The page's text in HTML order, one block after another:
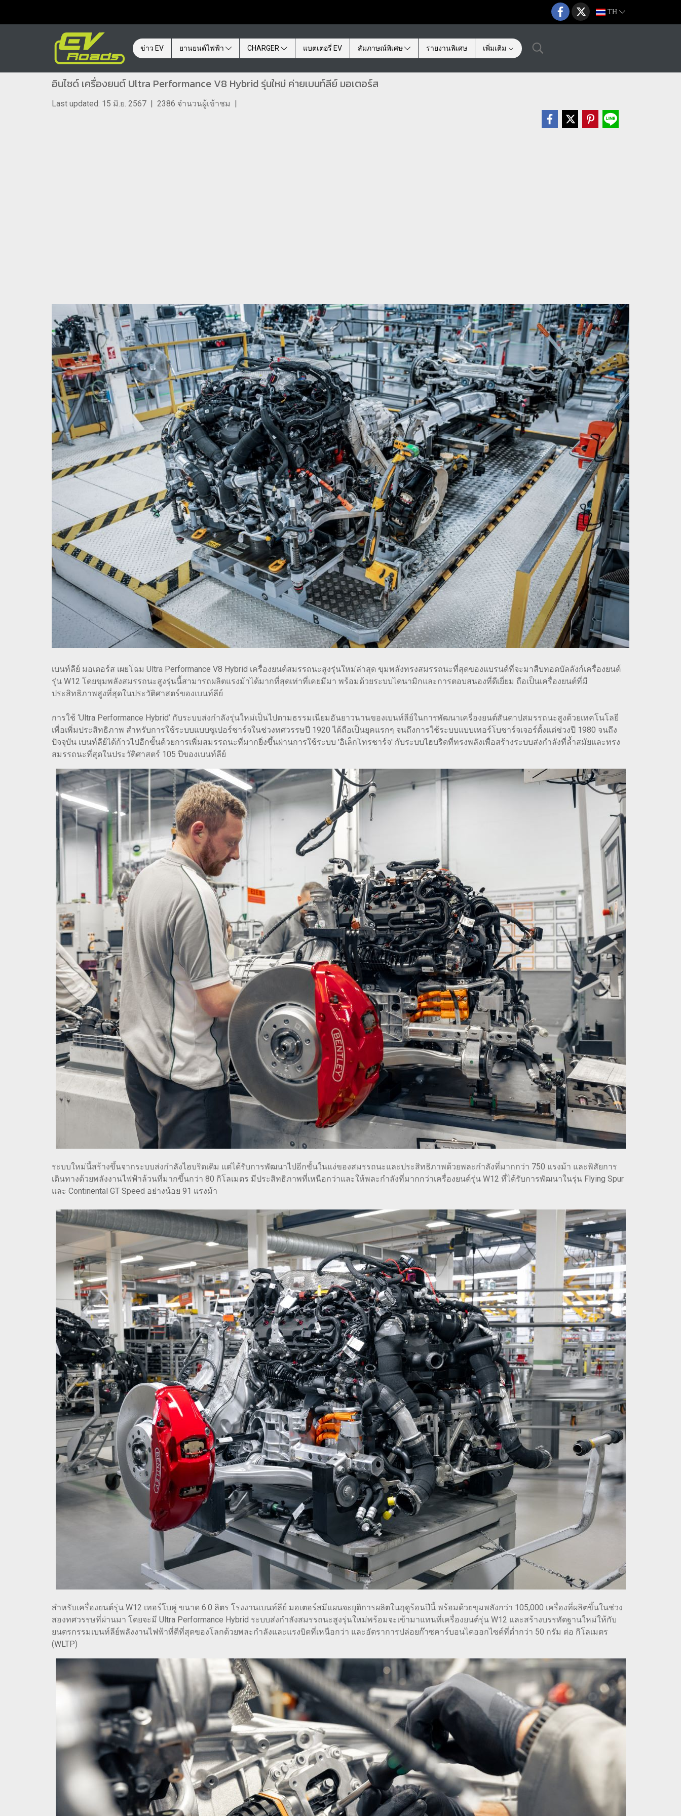
TH
ข่าว EV ยานยนต์ไฟฟ้า CHARGER แบตเตอรี่ EV สัมภาษณ์พิเศษ รายงานพิเศษ เพิ่มเติม
อินไซด์ เครื่องยนต์ Ultra Performance V8 Hybrid รุ่นใหม่ ค่ายเบนท์ลีย์ มอเตอร์ส
Last updated: 15 มิ.ย. 2567 | 2386 จำนวนผู้เข้าชม |
เบนท์ลีย์ มอเตอร์ส เผยโฉม Ultra Performance V8 Hybrid เครื่องยนต์สมรรถนะสูงรุ่นใหม่ล่าสุด ขุมพลังทรงสมรรถนะที่สุดของแบรนด์ที่จะมาสืบทอดบัลลังก์เครื่องยนต์
รุ่น W12 โดยขุมพลังสมรรถนะสูงรุ่นนี้สามารถผลิตแรงม้าได้มากที่สุดเท่าที่เคยมีมา พร้อมด้วยระบบไดนามิกและการตอบสนองที่ดีเยี่ยม ถือเป็นเครื่องยนต์ที่มี
ประสิทธิภาพสูงที่สุดในประวัติศาสตร์ของเบนท์ลีย์
การใช้ ‘Ultra Performance Hybrid’ กับระบบส่งกำลังรุ่นใหม่เป็นไปตามธรรมเนียมอันยาวนานของเบนท์ลีย์ในการพัฒนาเครื่องยนต์สันดาปสมรรถนะสูงด้วยเทคโนโลยี
เพื่อเพิ่มประสิทธิภาพ สำหรับการใช้ระบบแบบซูเปอร์ชาร์จในช่วงทศวรรษปี 1920 ได้ถือเป็นยุคแรกๆ จนถึงการใช้ระบบแบบเทอร์โบชาร์จเจอร์ตั้งแต่ช่วงปี 1980 จนถึง
ปัจจุบัน เบนท์ลีย์ได้ก้าวไปอีกขั้นด้วยการเพิ่มสมรรถนะที่มากยิ่งขึ้นผ่านการใช้ระบบ 'อิเล็กโทรชาร์จ' กับระบบไฮบริดที่ทรงพลังเพื่อสร้างระบบส่งกำลังที่ล้ำสมัยและทรง
สมรรถนะที่สุดในประวัติศาสตร์ 105 ปีของเบนท์ลีย์
ระบบใหม่นี้สร้างขึ้นจากระบบส่งกำลังไฮบริดเดิม แต่ได้รับการพัฒนาไปอีกขั้นในแง่ของสมรรถนะและประสิทธิภาพด้วยพละกำลังที่มากกว่า 750 แรงม้า และพิสัยการ
เดินทางด้วยพลังงานไฟฟ้าล้วนที่มากขึ้นกว่า 80 กิโลเมตร มีประสิทธิภาพที่เหนือกว่าและให้พละกำลังที่มากกว่าเครื่องยนต์รุ่น W12 ที่ได้รับการพัฒนาในรุ่น Flying Spur
และ Continental GT Speed ​​อย่างน้อย 91 แรงม้า
สำหรับเครื่องยนต์รุ่น W12 เทอร์โบคู่ ขนาด 6.0 ลิตร โรงงานเบนท์ลีย์ มอเตอร์สมีแผนจะยุติการผลิตในฤดูร้อนปีนี้ พร้อมด้วยขุมพลังกว่า 105,000 เครื่องที่ผลิตขึ้นในช่วง
สองทศวรรษที่ผ่านมา โดยจะมี Ultra Performance Hybrid ระบบส่งกำลังสมรรถนะสูงรุ่นใหม่พร้อมจะเข้ามาแทนที่เครื่องยนต์รุ่น W12 และสร้างบรรทัดฐานใหม่ให้กับ
ยนตรกรรมเบนท์ลีย์พลังงานไฟฟ้าที่ดีที่สุดของโลกด้วยพละกำลังและแรงบิดที่เหนือกว่า และอัตราการปล่อยก๊าซคาร์บอนไดออกไซด์ที่ต่ำกว่า 50 กรัม ต่อ กิโลเมตร
(WLTP)